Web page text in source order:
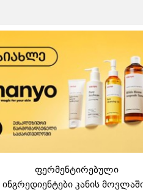
ფერმენტირებული
ინგრედიენტები კანის